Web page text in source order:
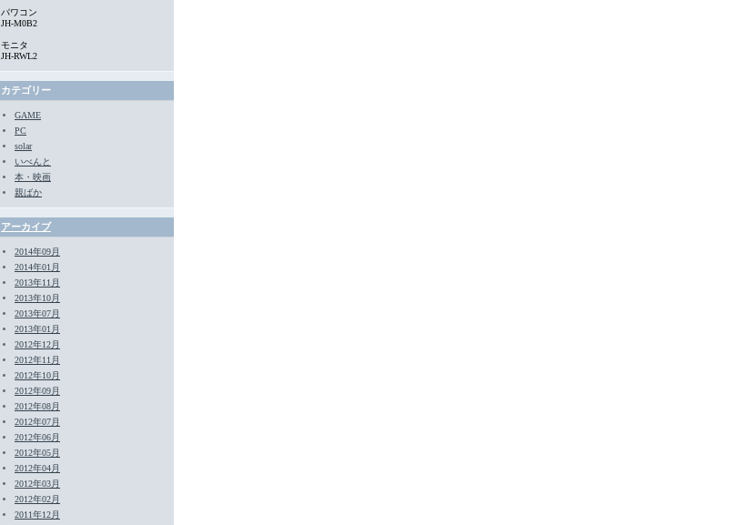
パワコン
JH-M0B2
モニタ
JH-RWL2
カテゴリー
GAME
PC
solar
いべんと
本・映画
親ばか
アーカイブ
2014年09月
2014年01月
2013年11月
2013年10月
2013年07月
2013年01月
2012年12月
2012年11月
2012年10月
2012年09月
2012年08月
2012年07月
2012年06月
2012年05月
2012年04月
2012年03月
2012年02月
2011年12月